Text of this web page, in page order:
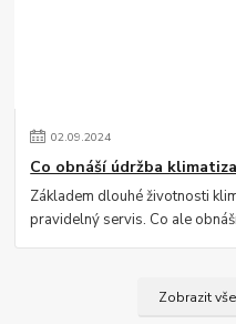
02.09.2024
Co obnáší údržba
Základem dlouhé životnosti
pravidelný servis. Co ale
Zobrazit